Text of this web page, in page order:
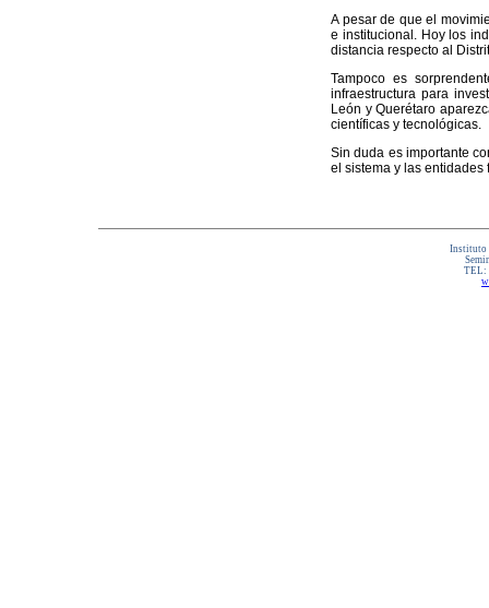
A pesar de que el
e institucional. Hoy los
distancia respecto al
Tampoco es
infraestructura para
León y Querétaro
científicas y tecnológicas.
Sin duda es importante
el sistema y las
Instituto
TEL: